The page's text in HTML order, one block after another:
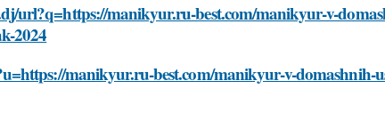
url?q=https://manikyur.ru-best.com/manikyur-v-
2024
manikyur.ru-best.com/manikyur-v-domashnih-